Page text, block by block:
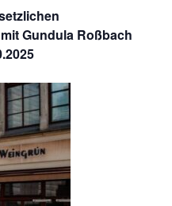
Gundula Roßbach